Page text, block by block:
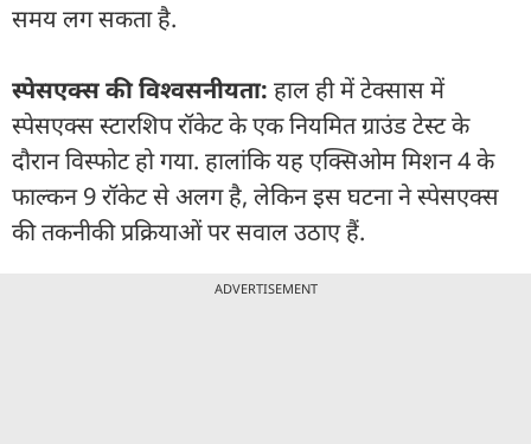
समय लग सकता है.
स्पेसएक्स की विश्वसनीयता: हाल ही में टेक्सास में
स्पेसएक्स स्टारशिप रॉकेट के एक नियमित ग्राउंड टेस्ट के
दौरान विस्फोट हो गया. हालांकि यह एक्सिओम मिशन 4 के
फाल्कन 9 रॉकेट से अलग है, लेकिन इस घटना ने स्पेसएक्स
की तकनीकी प्रक्रियाओं पर सवाल उठाए हैं.
ADVERTISEMENT